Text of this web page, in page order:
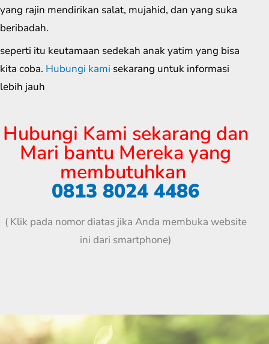
yang rajin mendirikan salat, mujahid, dan yang suka
beribadah.
seperti itu keutamaan sedekah anak yatim yang bisa
kita coba. Hubungi kami sekarang untuk informasi
lebih jauh
Hubungi Kami sekarang dan
Mari bantu Mereka yang
membutuhkan
0813 8024 4486
( Klik pada nomor diatas jika Anda membuka website
ini dari smartphone)